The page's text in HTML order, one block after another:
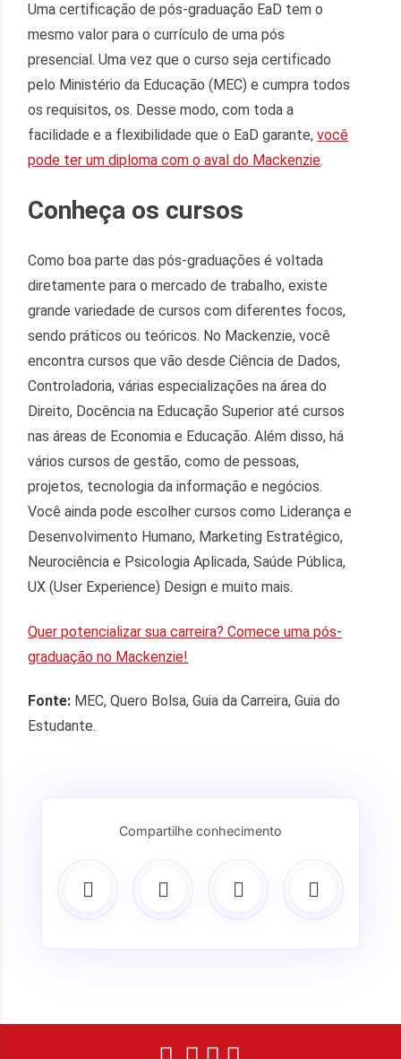
Uma certificação de pós-graduação EaD tem o
mesmo valor para o currículo de uma pós
presencial. Uma vez que o curso seja certificado
pelo Ministério da Educação (MEC) e cumpra todos
os requisitos, os. Desse modo, com toda a
facilidade e a flexibilidade que o EaD garante,você
pode ter um diploma com o aval do Mackenzie.
Conheça os cursos
Como boa parte das pós-graduações é voltada
diretamente para o mercado de trabalho, existe
grande variedade de cursos com diferentes focos,
sendo práticos ou teóricos. No Mackenzie, você
encontra cursos que vão desde Ciência de Dados,
Controladoria, várias especializações na área do
Direito, Docência na Educação Superior até cursos
nas áreas de Economia e Educação. Além disso, há
vários cursos de gestão, como de pessoas,
projetos, tecnologia da informação e negócios.
Você ainda pode escolher cursos como Liderança e
Desenvolvimento Humano, Marketing Estratégico,
Neurociência e Psicologia Aplicada, Saúde Pública,
UX (User Experience) Design e muito mais.
Quer potencializar sua carreira? Comece uma pós-
graduação no Mackenzie!
Fonte: MEC, Quero Bolsa, Guia da Carreira, Guia do
Estudante.
Compartilhe conhecimento